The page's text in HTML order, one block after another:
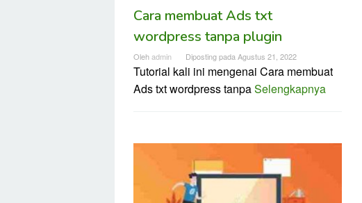
Cara membuat Ads txt
wordpress tanpa plugin
Olehadmin Diposting pada Agustus 21, 2022
Tutorial kali ini mengenai Cara membuat
Ads txt wordpress tanpaSelengkapnya